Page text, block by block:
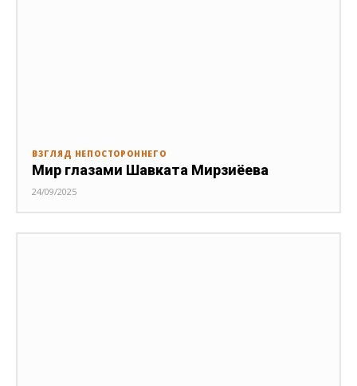
ВЗГЛЯД НЕПОСТОРОННЕГО
Мир глазами Шавката Мирзиёева
24/09/2025